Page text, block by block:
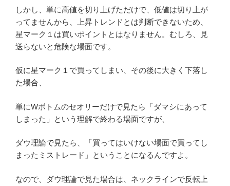
しかし、単に高値を切り上げただけで、低値は切り上が
ってませんから、上昇トレンドとは判断できないため、
星マーク１は買いポイントとはなりません。むしろ、見
送らないと危険な場面です。
仮に星マーク１で買ってしまい、その後に大きく下落し
た場合、
単にWボトムのセオリーだけで見たら「ダマシにあって
しまった」という理解で終わる場面ですが、
ダウ理論で見たら、「買ってはいけない場面で買ってし
まったミストレード」ということになるんですよ。
なので、ダウ理論で見た場合は、ネックラインで反転上